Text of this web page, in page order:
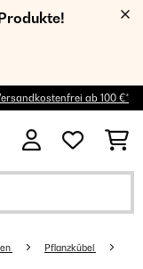
ab 100 €*
Pflanzkübel